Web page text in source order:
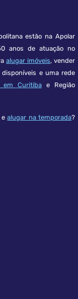
estão na Apolar
anos de atuação no
alugar imóveis, vender
e uma rede
em Curitiba e Região
ealugar na temporada?